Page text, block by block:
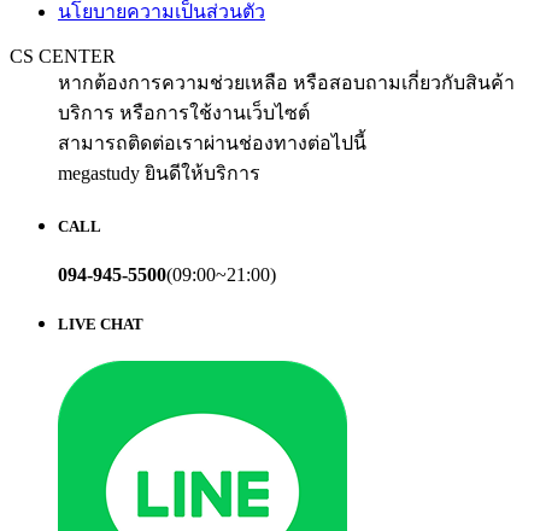
นโยบายความเป็นส่วนตัว
CS CENTER
หากต้องการความช่วยเหลือ หรือสอบถามเกี่ยวกับสินค้า
บริการ หรือการใช้งานเว็บไซต์
สามารถติดต่อเราผ่านช่องทางต่อไปนี้
megastudy ยินดีให้บริการ
CALL
094-945-5500(09:00~21:00)
LIVE CHAT